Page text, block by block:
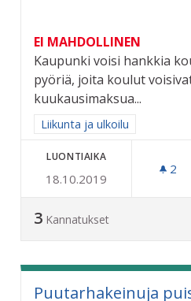
EI MAHDOLLINEN
Kaupunki voisi hankkia
pyöriä, joita koulut
kuukausimaksua...
Rajaa tulokset aihepiirin
Liikunta ja ulkoilu
LUONTIAIKA
18.10.2019
2
3 Kannatukset
Puutarhakeinuja